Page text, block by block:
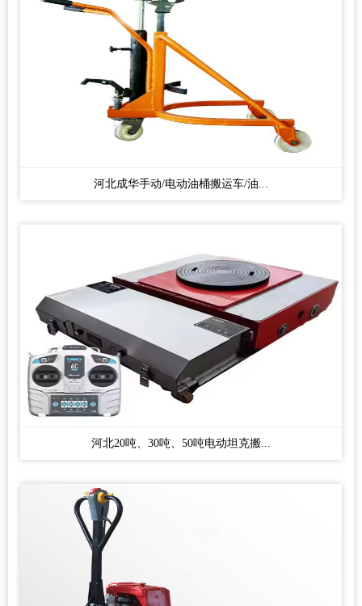
河北成华手动/电动油桶搬运车/油...
河北20吨、30吨、50吨电动坦克搬...